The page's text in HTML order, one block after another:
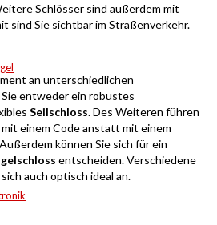
Schlösser sind außerdem mit
sind Sie sichtbar im Straßenverkehr.
an unterschiedlichen
entweder ein robustes
Seilschloss. Des Weiteren führen
einem Code anstatt mit einem
können Sie sich für ein
entscheiden. Verschiedene
auch optisch ideal an.